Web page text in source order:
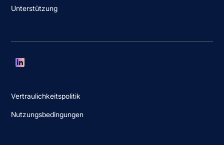
Unterstützung
Vertraulichkeitspolitik
Nutzungsbedingungen